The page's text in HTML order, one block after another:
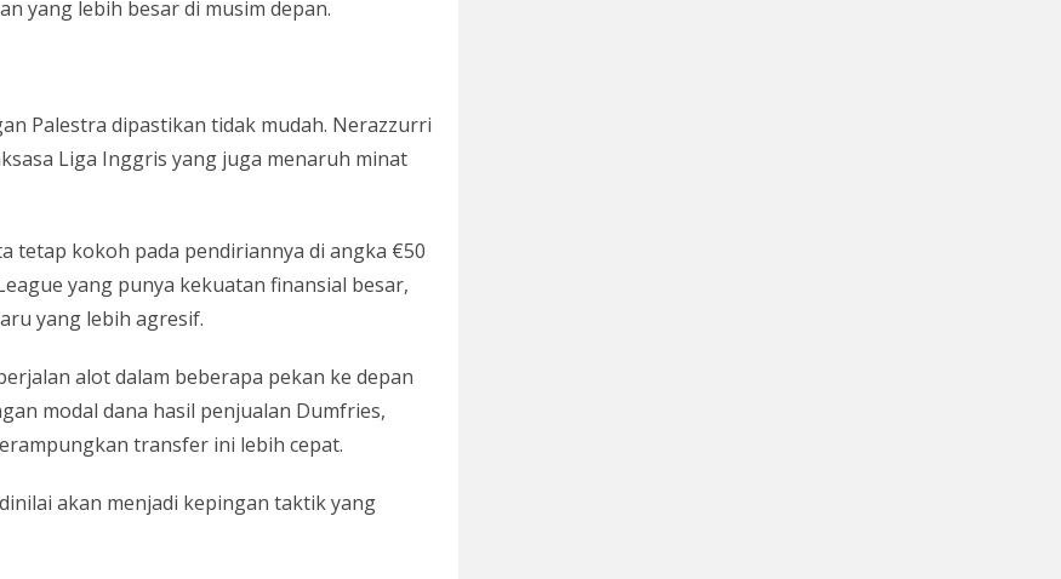
yang lebih besar di musim depan.
Palestra dipastikan tidak mudah. Nerazzurri
Liga Inggris yang juga menaruh minat
tetap kokoh pada pendiriannya di angka €50
yang punya kekuatan finansial besar,
yang lebih agresif.
alot dalam beberapa pekan ke depan
modal dana hasil penjualan Dumfries,
transfer ini lebih cepat.
akan menjadi kepingan taktik yang